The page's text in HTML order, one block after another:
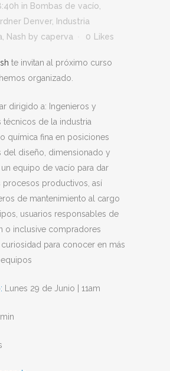
in Bombas de vacío
Denver,
Industria
Nash by caperva 0 Likes
te invitan al próximo curso
organizado.
dirigido a: Ingenieros y
técnicos de la industria
química fina en posiciones
del diseño, dimensionado y
equipo de vacío para dar
procesos productivos, así
de mantenimiento al cargo
usuarios responsables de
o inclusive compradores
para conocer en más
Lunes 29 de Junio | 11am